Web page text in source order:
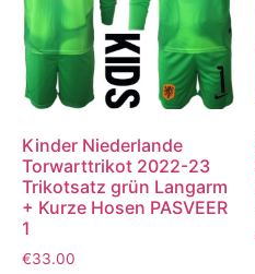
Kinder Niederlande
Torwarttrikot 2022-23
Trikotsatz grün Langarm
+ Kurze Hosen PASVEER
1
€33.00